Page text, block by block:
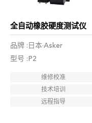
全自动橡胶硬度测试仪
品牌 :日本·Asker
型号 :P2
维修校准
技术培训
远程指导